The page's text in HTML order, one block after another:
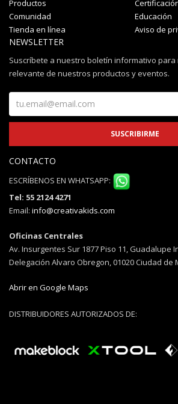
Productos
Comunidad
Educación
Tienda en línea
Aviso de
NEWSLETTER
Suscríbete a nuestro boletín informativo
relevante de nuestros productos y eventos.
CONTACTO
ESCRÍBENOS EN WHATSAPP:
Tel: 55 2124 4271
Email: info@creativakids.com
Oficinas Centrales
Av. Insurgentes Sur 1877 Piso 11, Guadalupe
Delegación Alvaro Obregon, 01020 Ciudad de
Abrir en Google Maps
DISTRIBUIDORES AUTORIZADOS DE: